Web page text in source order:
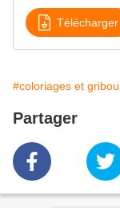
Télécharger
#coloriages et
Partager